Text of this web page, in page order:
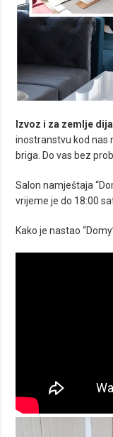
Izvoz i za zemlje
inostranstvu kod nas
briga. Do vas bez
Salon namještaja
vrijeme je do 18:00
Kako je nastao